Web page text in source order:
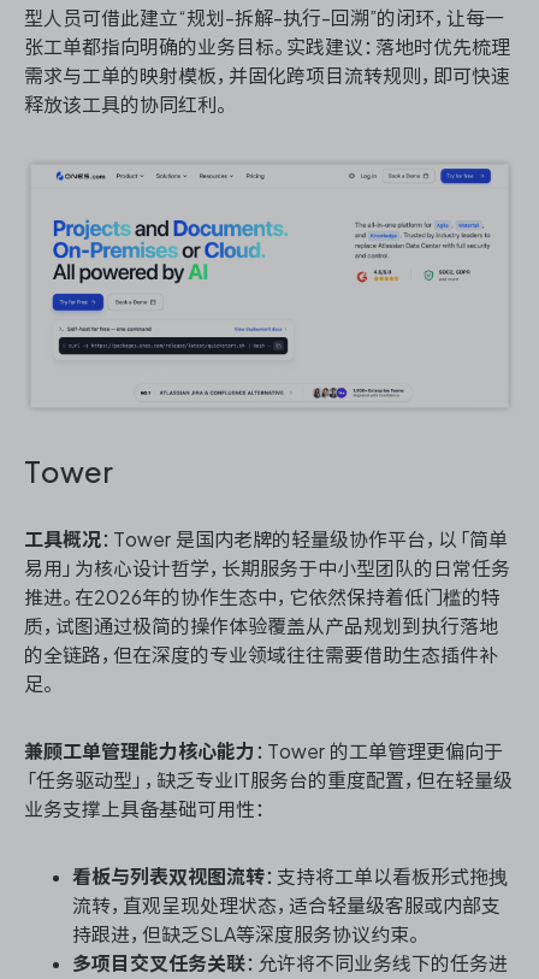
型人员可借此建立“规划-拆解-执行-回溯”的闭环，让每一
张工单都指向明确的业务目标。实践建议：落地时优先梳理
需求与工单的映射模板，并固化跨项目流转规则，即可快速
释放该工具的协同红利。
Tower
工具概况：Tower 是国内老牌的轻量级协作平台，以「简单
易用」为核心设计哲学，长期服务于中小型团队的日常任务
推进。在2026年的协作生态中，它依然保持着低门槛的特
质，试图通过极简的操作体验覆盖从产品规划到执行落地
的全链路，但在深度的专业领域往往需要借助生态插件补
足。
兼顾工单管理能力核心能力 ：Tower 的工单管理更偏向于
「任务驱动型」，缺乏专业IT服务台的重度配置，但在轻量级
业务支撑上具备基础可用性：
看板与列表双视图流转：支持将工单以看板形式拖拽
流转，直观呈现处理状态，适合轻量级客服或内部支
持跟进，但缺乏SLA等深度服务协议约束。
多项目交叉任务关联：允许将不同业务线下的任务进